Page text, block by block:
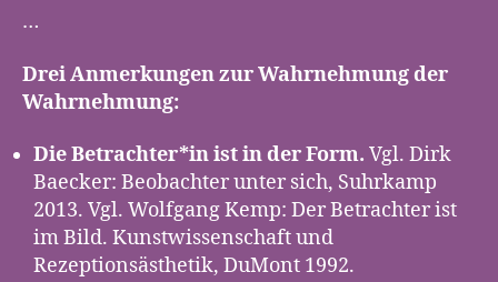
…
Drei Anmerkungen zur Wahrnehmung der
Wahrnehmung:
Die Betrachter*in ist in der Form. Vgl. Dirk
Baecker: Beobachter unter sich, Suhrkamp
2013. Vgl. Wolfgang Kemp: Der Betrachter ist
im Bild. Kunstwissenschaft und
Rezeptionsästhetik, DuMont 1992.